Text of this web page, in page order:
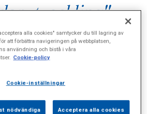
alla cookies" samtycker du till lagring av
att förbättra navigeringen på webbplatsen,
användning och bistå i våra
Cookie-policy
Cookie-inställningar
nödvändiga Acceptera alla cookies